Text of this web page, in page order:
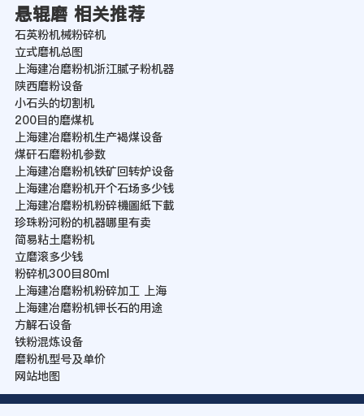
悬辊磨 相关推荐
石英粉机械粉碎机
立式磨机总图
上海建冶磨粉机浙江腻子粉机器
陕西磨粉设备
小石头的切割机
200目的磨煤机
上海建冶磨粉机生产褐煤设备
煤矸石磨粉机参数
上海建冶磨粉机铁矿回转炉设备
上海建冶磨粉机开个石场多少钱
上海建冶磨粉机粉碎機圖紙下載
珍珠粉河粉的机器哪里有卖
简易粘土磨粉机
立磨滚多少钱
粉碎机300目80ml
上海建冶磨粉机粉碎加工 上海
上海建冶磨粉机钾长石的用途
方解石设备
铁粉混炼设备
磨粉机型号及单价
网站地图